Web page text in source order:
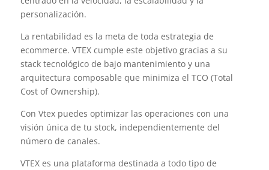
personalización.
La rentabilidad es la meta de toda estrategia de
ecommerce. VTEX cumple este objetivo gracias a su
stack tecnológico de bajo mantenimiento y una
arquitectura composable que minimiza el TCO (Total
Cost of Ownership).
Con Vtex puedes optimizar las operaciones con una
visión única de tu stock, independientemente del
número de canales.
VTEX es una plataforma destinada a todo tipo de